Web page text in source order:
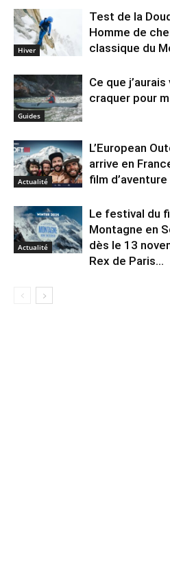
Hiver
Test de la
Homme de
classique du
Guides
Ce que
craquer pour
Actualité
L’European
arrive en
film d’aventure
Actualité
Le festival du
Montagne en
dès le 13
Rex de Paris...